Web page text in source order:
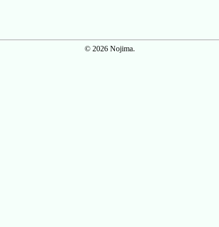
© 2026 Nojima.